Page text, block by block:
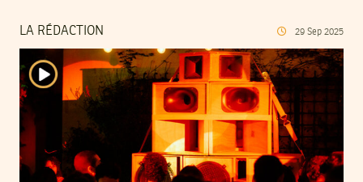
LA RÉDACTION 29 Sep 2025